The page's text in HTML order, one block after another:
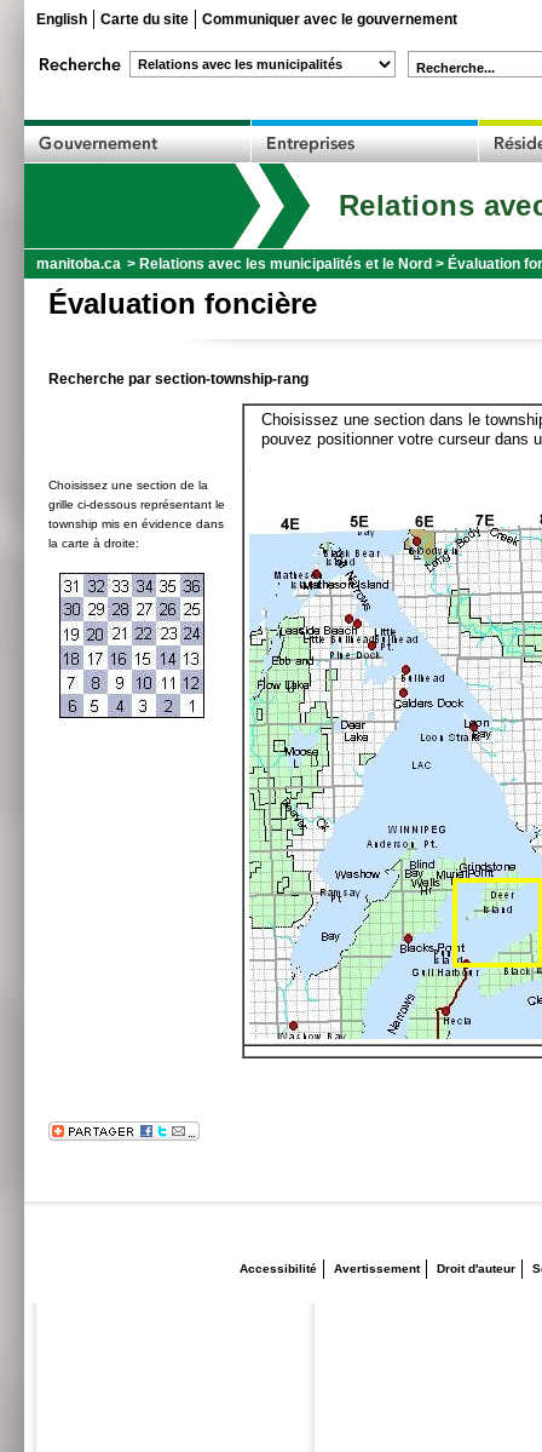
English Carte du site Communiquer avec le gouvernement
Recherche...
Relations
manitoba.ca > Relations avec les municipalités et le Nord > Évaluation
Évaluation foncière
Recherche par section-township-rang
Choisissez une section de la
grille ci-dessous représentant le
township mis en évidence dans
la carte à droite:
Choisissez une section dans le
pouvez positionner votre curseur dans
Accessibilité Avertissement Droit d'auteur